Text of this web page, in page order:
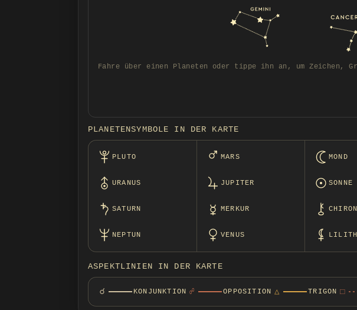
Fahre über einen Planeten oder tippe ihn an, um Zeichen,
PLANETENSYMBOLE IN DER KARTE
PLUTO
URANUS
SATURN
NEPTUN
MARS
JUPITER
MERKUR
VENUS
MOND
SONNE
CHIRON
LILITH
ASPEKTLINIEN IN DER KARTE
☌ KONJUNKTION ☍ OPPOSITION △ TRIGON □